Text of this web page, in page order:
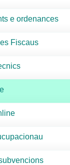
e ordenances
Fiscaus